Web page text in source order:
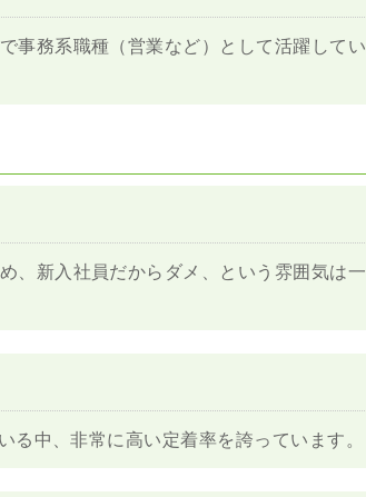
事務系職種（営業など）として活躍してい
、新入社員だからダメ、という雰囲気は一
中、非常に高い定着率を誇っています。